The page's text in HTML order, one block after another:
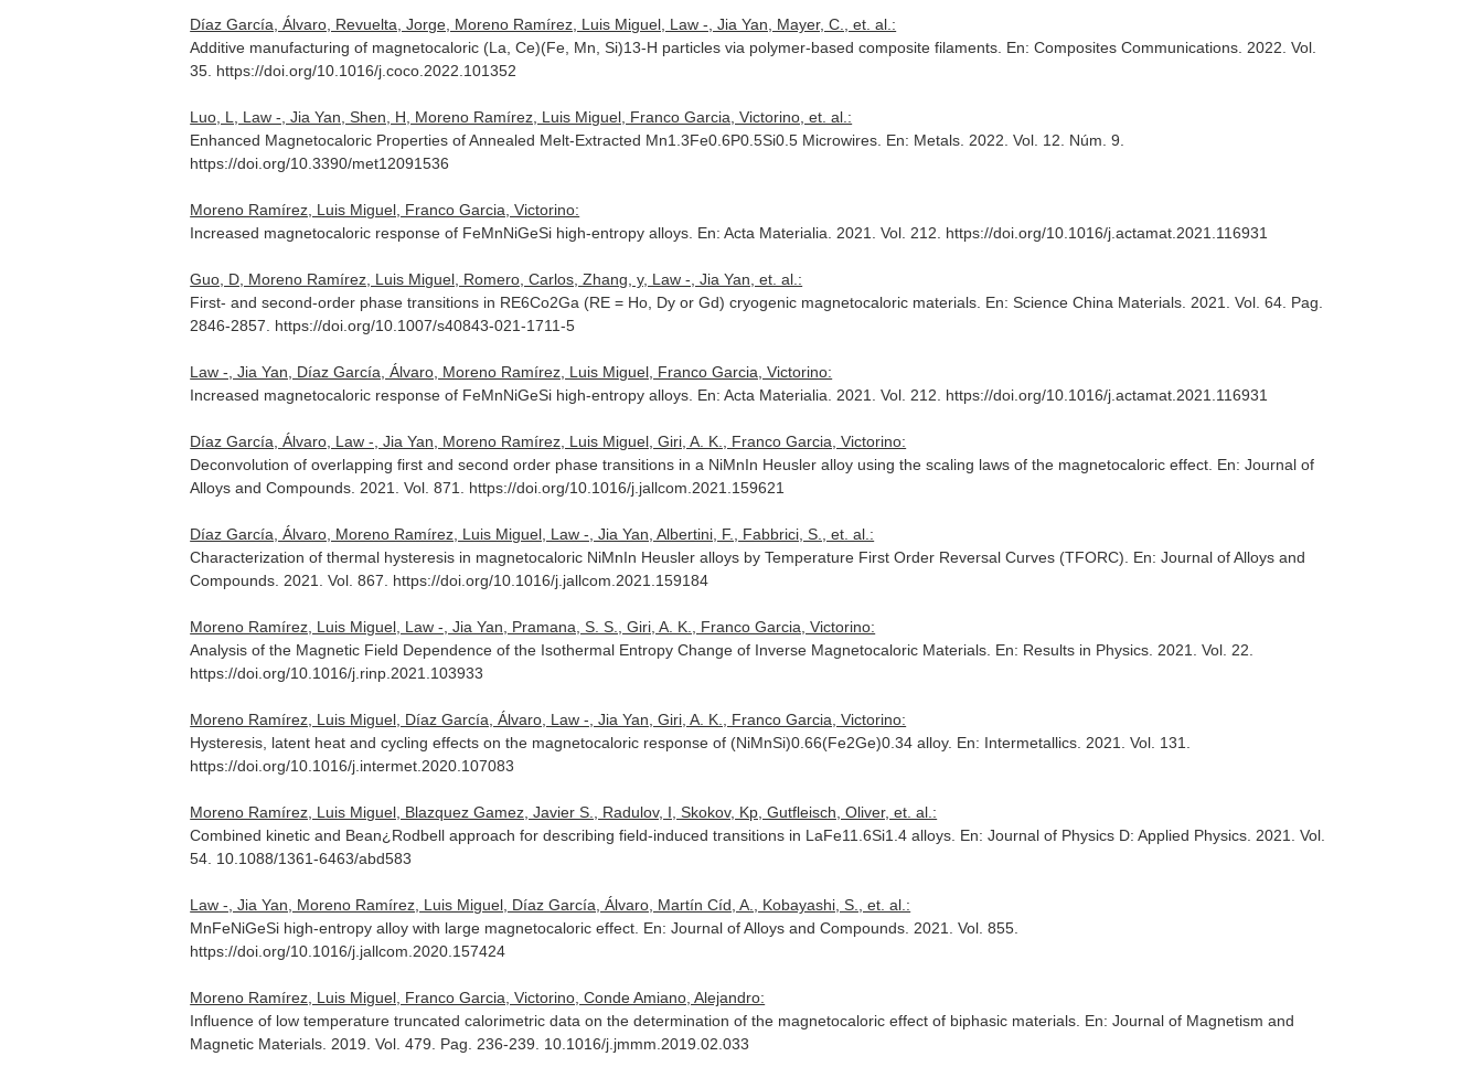
Díaz García, Álvaro, Revuelta, Jorge, Moreno Ramírez, Luis Miguel, Law -, Jia Yan, Mayer, C., et. al.:
Additive manufacturing of magnetocaloric (La, Ce)(Fe, Mn, Si)13-H particles via polymer-based composite filaments. En: Composites Communications . 2022. Vol.
35. https://doi.org/10.1016/j.coco.2022.101352
Luo, L, Law -, Jia Yan, Shen, H, Moreno Ramírez, Luis Miguel, Franco Garcia, Victorino, et. al.:
Enhanced Magnetocaloric Properties of Annealed Melt-Extracted Mn1.3Fe0.6P0.5Si0.5 Microwires. En: Metals . 2022. Vol. 12. Núm. 9.
https://doi.org/10.3390/met12091536
Moreno Ramírez, Luis Miguel, Franco Garcia, Victorino:
Increased magnetocaloric response of FeMnNiGeSi high-entropy alloys. En: Acta Materialia . 2021. Vol. 212. https://doi.org/10.1016/j.actamat.2021.116931
Guo, D, Moreno Ramírez, Luis Miguel, Romero, Carlos, Zhang, y, Law -, Jia Yan, et. al.:
First- and second-order phase transitions in RE6Co2Ga (RE = Ho, Dy or Gd) cryogenic magnetocaloric materials. En: Science China Materials . 2021. Vol. 64. Pag.
2846-2857. https://doi.org/10.1007/s40843-021-1711-5
Law -, Jia Yan, Díaz García, Álvaro, Moreno Ramírez, Luis Miguel, Franco Garcia, Victorino:
Increased magnetocaloric response of FeMnNiGeSi high-entropy alloys. En: Acta Materialia . 2021. Vol. 212. https://doi.org/10.1016/j.actamat.2021.116931
Díaz García, Álvaro, Law -, Jia Yan, Moreno Ramírez, Luis Miguel, Giri, A. K., Franco Garcia, Victorino:
Deconvolution of overlapping first and second order phase transitions in a NiMnIn Heusler alloy using the scaling laws of the magnetocaloric effect. En: Journal of
Alloys and Compounds . 2021. Vol. 871. https://doi.org/10.1016/j.jallcom.2021.159621
Díaz García, Álvaro, Moreno Ramírez, Luis Miguel, Law -, Jia Yan, Albertini, F., Fabbrici, S., et. al.:
Characterization of thermal hysteresis in magnetocaloric NiMnIn Heusler alloys by Temperature First Order Reversal Curves (TFORC). En: Journal of Alloys and
Compounds . 2021. Vol. 867. https://doi.org/10.1016/j.jallcom.2021.159184
Moreno Ramírez, Luis Miguel, Law -, Jia Yan, Pramana, S. S., Giri, A. K., Franco Garcia, Victorino:
Analysis of the Magnetic Field Dependence of the Isothermal Entropy Change of Inverse Magnetocaloric Materials. En: Results in Physics . 2021. Vol. 22.
https://doi.org/10.1016/j.rinp.2021.103933
Moreno Ramírez, Luis Miguel, Díaz García, Álvaro, Law -, Jia Yan, Giri, A. K., Franco Garcia, Victorino:
Hysteresis, latent heat and cycling effects on the magnetocaloric response of (NiMnSi)0.66(Fe2Ge)0.34 alloy. En: Intermetallics . 2021. Vol. 131.
https://doi.org/10.1016/j.intermet.2020.107083
Moreno Ramírez, Luis Miguel, Blazquez Gamez, Javier S., Radulov, I, Skokov, Kp, Gutfleisch, Oliver, et. al.:
Combined kinetic and Bean¿Rodbell approach for describing field-induced transitions in LaFe11.6Si1.4 alloys. En: Journal of Physics D: Applied Physics . 2021. Vol.
54. 10.1088/1361-6463/abd583
Law -, Jia Yan, Moreno Ramírez, Luis Miguel, Díaz García, Álvaro, Martín Cíd, A., Kobayashi, S., et. al.:
MnFeNiGeSi high-entropy alloy with large magnetocaloric effect. En: Journal of Alloys and Compounds . 2021. Vol. 855.
https://doi.org/10.1016/j.jallcom.2020.157424
Moreno Ramírez, Luis Miguel, Franco Garcia, Victorino, Conde Amiano, Alejandro:
Influence of low temperature truncated calorimetric data on the determination of the magnetocaloric effect of biphasic materials. En: Journal of Magnetism and
Magnetic Materials . 2019. Vol. 479. Pag. 236-239. 10.1016/j.jmmm.2019.02.033